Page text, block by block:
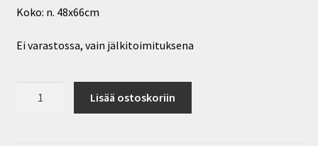
Koko: n. 48x66cm
Ei varastossa, vain jälkitoimituksena
Lisää ostoskoriin